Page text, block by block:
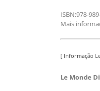
ISBN:978-
Mais
[ Informação
Le Monde